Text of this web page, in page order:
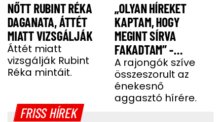
NŐTT RUBINT RÉKA
DAGANATA, ÁTTÉT
MIATT VIZSGÁLJÁK
Áttét miatt
vizsgálják Rubint
Réka mintáit.
„OLYAN HÍREKET
KAPTAM, HOGY
MEGINT SÍRVA
FAKADTAM” -
TELJESEN ÖSSZETÖRT
MISS MOOD
A rajongók szíve
összeszorult az
énekesnő
aggasztó hírére.
FRISS HÍREK